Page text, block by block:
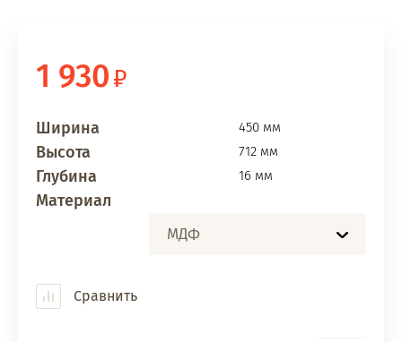
1 930
Ширина 450 мм
Высота 712 мм
Глубина 16 мм
Материал
МДФ
Сравнить